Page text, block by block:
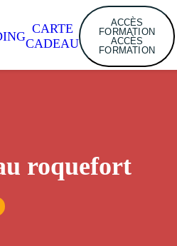
CARTE
CADEAU
ACCÈS
FORMATION
ACCÈS
FORMATION
roquefort